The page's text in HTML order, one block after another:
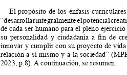
El propósito de los énfasis
“desarrollar integralmente el potencial
de cada ser humano para el pleno
su personalidad y ciudadanía a n de
innovar y cumplir con su proyecto de
relación a sí mismo y a la sociedad”
2023, p.8). A continuación, se resumen: